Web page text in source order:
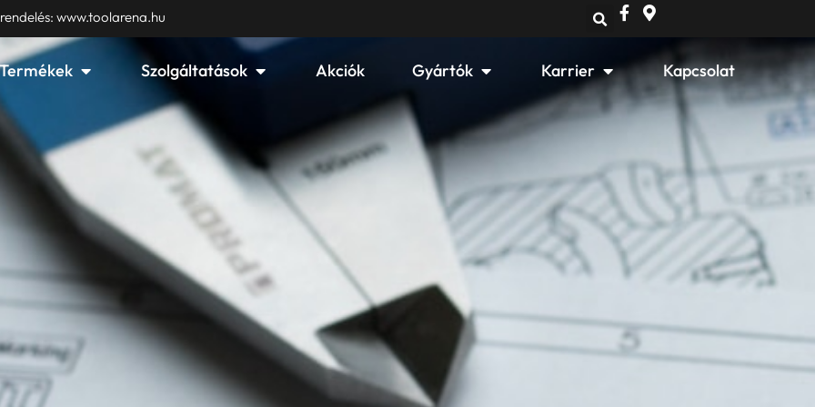
www.toolarena.hu
Termékek Open TermékekSzolgáltatások Open Szolgáltatások
Akciók Gyártók Open GyártókKarrier Open KarrierKapcsolat